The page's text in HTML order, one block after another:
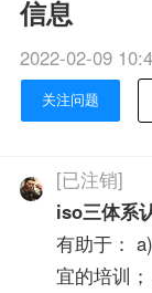
信息
2022-02-09
关注问题
[已注销]
iso三体系
有助于：
宜的培训